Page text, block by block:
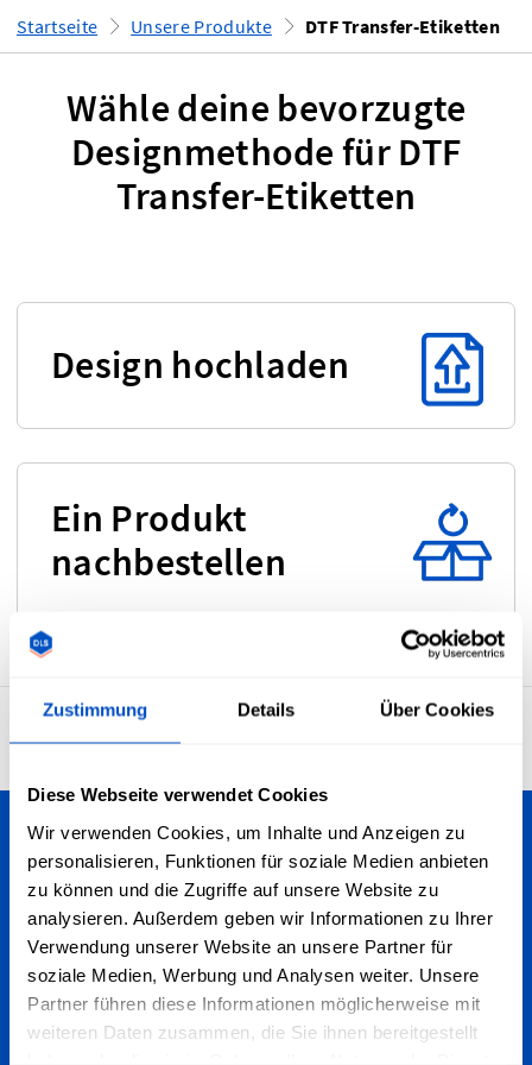
Zustimmung Details Über Cookies
Diese Webseite verwendet Cookies
Wir verwenden Cookies, um Inhalte und Anzeigen zu
personalisieren, Funktionen für soziale Medien anbieten
zu können und die Zugriffe auf unsere Website zu
analysieren. Außerdem geben wir Informationen zu Ihrer
Verwendung unserer Website an unsere Partner für
soziale Medien, Werbung und Analysen weiter. Unsere
Partner führen diese Informationen möglicherweise mit
weiteren Daten zusammen, die Sie ihnen bereitgestellt
Startseite Unsere Produkte DTF Transfer-Etiketten
Wähle deine bevorzugte
Designmethode für DTF
Transfer-Etiketten
Design hochladen
Ein Produkt
nachbestellen
4,7
Personalisiere deine Kreationen
Wir versenden nach ganz Deutschland - egal, ob du in
Berlin, Köln, Frankfurt, München oder anderswo wohnst.
Wir versenden zudem weltweit!
Für den Newsletter anmelden